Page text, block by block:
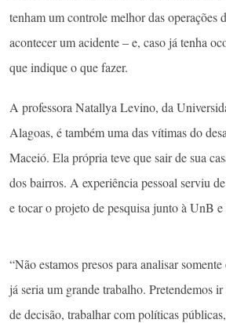
tenham um controle melhor das operações
acontecer um acidente – e, caso já tenha
que indique o que fazer.
A professora Natallya Levino, da
Alagoas, é também uma das vítimas do
Maceió. Ela própria teve que sair de sua
dos bairros. A experiência pessoal serviu
e tocar o projeto de pesquisa junto à UnB
“Não estamos presos para analisar
já seria um grande trabalho. Pretendemos
de decisão, trabalhar com políticas